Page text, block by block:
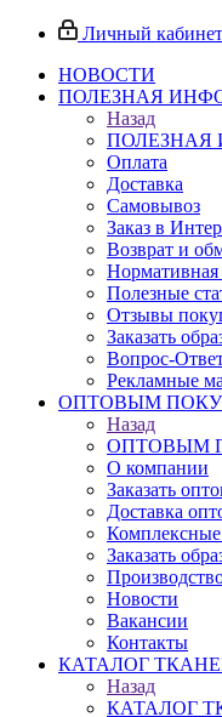
Личный кабинет
НОВОСТИ
ПОЛЕЗНАЯ
Назад
Оплата
Доставка
Самовывоз
Заказ в
Возврат и
Полезные
Отзывы
Заказать
Вопрос-
Рекламные
ОПТОВЫМ
Назад
ОПТОВЫМ
О компании
Заказать
Доставка
Комплексные
Заказать
Новости
Вакансии
Контакты
КАТАЛОГ
Назад
КАТАЛОГ